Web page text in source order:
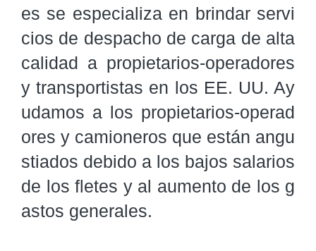
es se especializa en brindar servi
cios de despacho de carga de alta
calidad a propietarios-operadores
y transportistas en los EE. UU. Ay
udamos a los propietarios-operad
ores y camioneros que están angu
stiados debido a los bajos salarios
de los fletes y al aumento de los g
astos generales.